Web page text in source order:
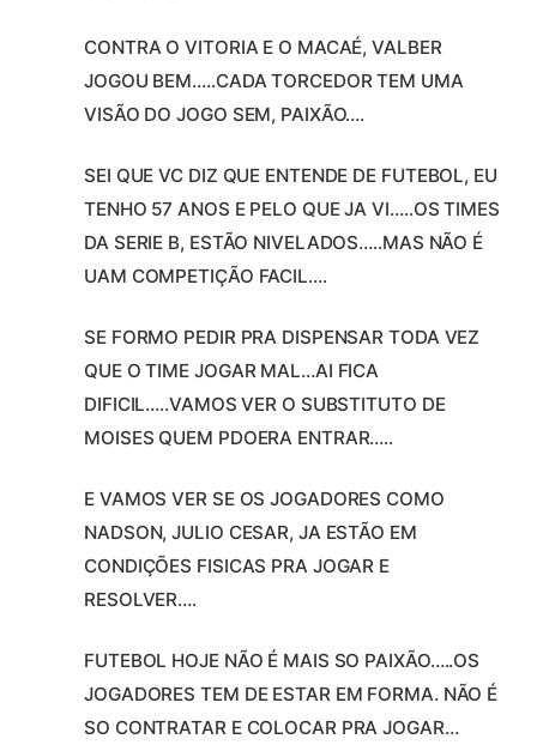
CONTRA O VITORIA E O MACAÉ, VALBER
JOGOU BEM…..CADA TORCEDOR TEM UMA
VISÃO DO JOGO SEM, PAIXÃO….
SEI QUE VC DIZ QUE ENTENDE DE FUTEBOL, EU
TENHO 57 ANOS E PELO QUE JA VI…..OS TIMES
DA SERIE B, ESTÃO NIVELADOS…..MAS NÃO É
UAM COMPETIÇÃO FACIL….
SE FORMO PEDIR PRA DISPENSAR TODA VEZ
QUE O TIME JOGAR MAL…AI FICA
DIFICIL…..VAMOS VER O SUBSTITUTO DE
MOISES QUEM PDOERA ENTRAR…..
E VAMOS VER SE OS JOGADORES COMO
NADSON, JULIO CESAR, JA ESTÃO EM
CONDIÇÕES FISICAS PRA JOGAR E
RESOLVER….
FUTEBOL HOJE NÃO É MAIS SO PAIXÃO…..OS
JOGADORES TEM DE ESTAR EM FORMA. NÃO É
SO CONTRATAR E COLOCAR PRA JOGAR…